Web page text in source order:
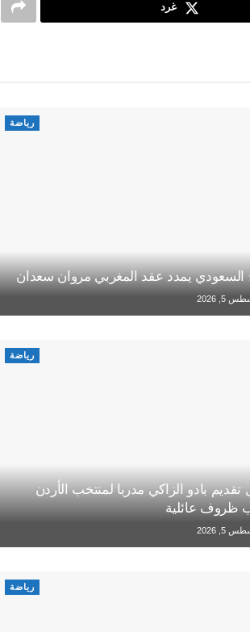
غرد
رياضة
السعودي يمدد عقد المغربي مروان سعدان
5, 2026
رياضة
تقديم بادو الزاكي مدربا لمنتخب الأردن
ظروف عائلية
5, 2026
رياضة